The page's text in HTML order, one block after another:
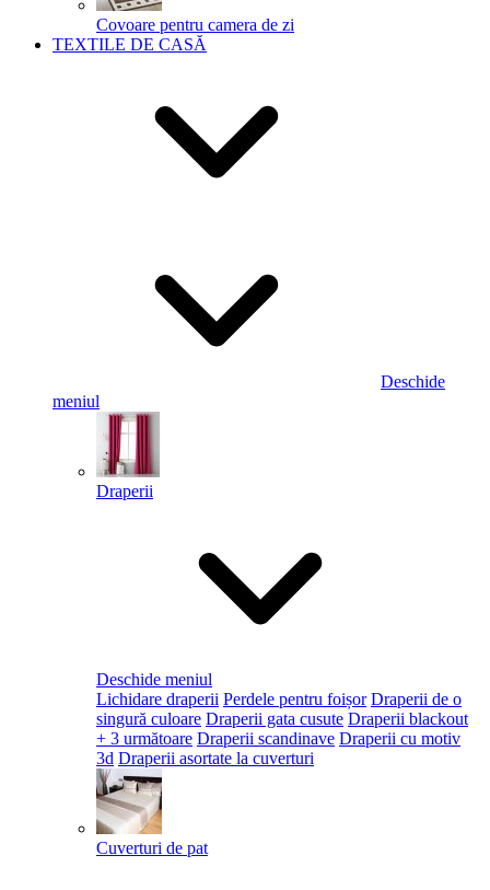
Covoare pentru camera de zi
TEXTILE DE CASĂ
Deschide
meniul
Draperii
Deschide meniul
Lichidare draperii Perdele pentru foișor Draperii de o
singură culoare Draperii gata cusute Draperii blackout
+ 3 următoare Draperii scandinave Draperii cu motiv
3d Draperii asortate la cuverturi
Cuverturi de pat